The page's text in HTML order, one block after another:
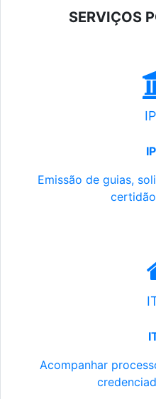
SERVIÇOS
Emissão de guias,
Acompanhar